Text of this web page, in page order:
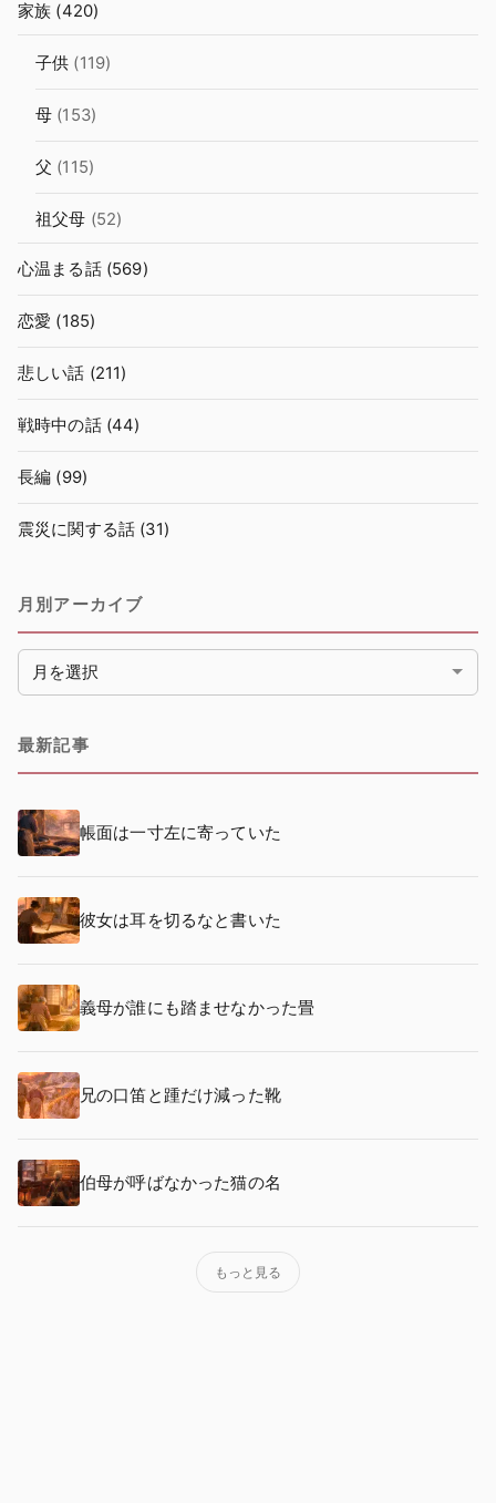
家族 (420)
子供 (119)
母 (153)
父 (115)
祖父母 (52)
心温まる話(569)
恋愛 (185)
悲しい話 (211)
戦時中の話(44)
長編 (99)
震災に関する話 (31)
月別アーカイブ
月別アーカイブ
最新記事
帳面は一寸左に寄っていた
彼女は耳を切るなと書いた
義母が誰にも踏ませなかった畳
兄の口笛と踵だけ減った靴
伯母が呼ばなかった猫の名
もっと見る